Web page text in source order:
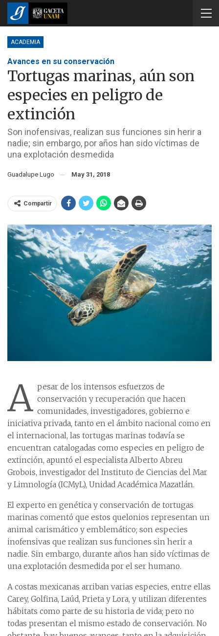
ACADEMIA
Avances en su conservación
Tortugas marinas, aún son
especies en peligro de
extinción
Son inofensivas, realizan sus funciones sin herir a
nadie; sin embargo, por años han sido víctimas de
una explotación desmedida
Guadalupe Lugo May 31, 2018
Compartir
A pesar de los intensos esfuerzos de
conservación y recuperación que hacen
comunidades, investigadores, gobierno e
iniciativa privada, tanto en el ámbito nacional como en
el internacional, las tortugas marinas todavía se
encuentran catalogadas como especies en peligro de
extinción, apuntó el especialista Alberto Abreu
Grobois, investigador del Instituto de Ciencias del Mar
y Limnología (ICMyL), Unidad Académica Mazatlán.
El experto en genética y conservación de tortugas
marinas comentó que estos quelonios representan un
animal carismático y emblemático; son especies
inofensivas que realizan sus funciones sin herir a
nadie. Sin embargo, durante años han sido víctimas de
una explotación desmedida por el ser humano.
A costas mexicanas arriban varias especies, entre ellas
Carey, Golfina, Laúd, Prieta y Lora, y utilizan diferentes
hábitats como parte de su historia de vida; pero no
todas presentan el mismo estado de conservación. No